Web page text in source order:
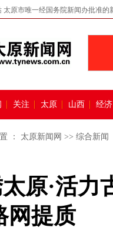
太原市唯一经国务院新闻办批准的
关注 太原 山西 经济
： 太原新闻网 >> 综合新闻
原·活力
网提质